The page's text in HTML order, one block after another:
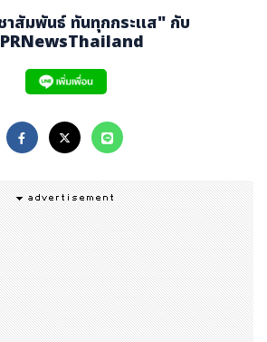
ธุรกิจ ISMED
าสัมพันธ์ ทันทุกกระแส" กับ